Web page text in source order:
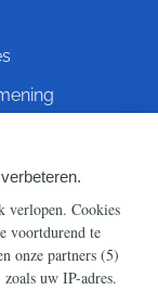
Telegram-